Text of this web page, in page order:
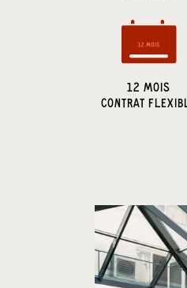
12 MOIS
CONTRAT